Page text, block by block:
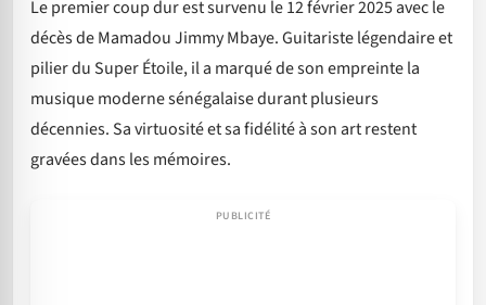
Le premier coup dur est survenu le 12 février 2025 avec le
décès de Mamadou Jimmy Mbaye. Guitariste légendaire et
pilier du Super Étoile, il a marqué de son empreinte la
musique moderne sénégalaise durant plusieurs
décennies. Sa virtuosité et sa fidélité à son art restent
gravées dans les mémoires.